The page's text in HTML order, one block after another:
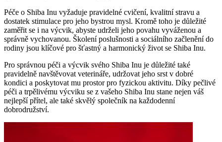
Péče o Shiba Inu vyžaduje pravidelné cvičení, kvalitní stravu a
dostatek stimulace pro jeho bystrou mysl. Kromě toho je důležité
zaměřit se i na výcvik, abyste udrželi jeho povahu vyváženou a
správně vychovanou. Školení poslušnosti a sociálního začlenění do
rodiny jsou klíčové pro šťastný a harmonický život se Shiba Inu.
Pro správnou péči a výcvik svého Shiba Inu je důležité také
pravidelně navštěvovat veterináře, udržovat jeho srst v dobré
kondici a poskytovat mu prostor pro fyzickou aktivitu. Díky pečlivé
péči a trpělivému výcviku se z vašeho Shiba Inu stane nejen váš
nejlepší přítel, ale také skvělý společník na každodenní
dobrodružství.